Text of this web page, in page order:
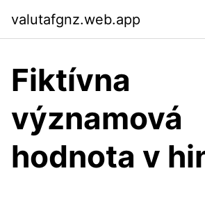
valutafgnz.web.app
Fiktívna
významová
hodnota v